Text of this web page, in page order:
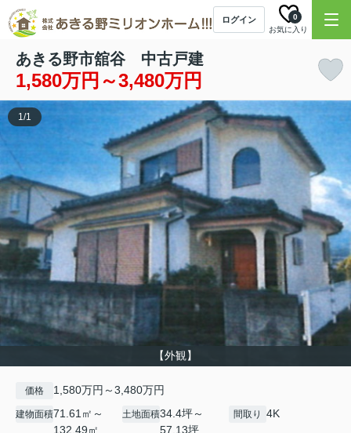
ログイン
お気に入り
0
あきる野市舘谷 中古戸建
1,580万円～3,480万円
【外観】
1/1
価格 1,580万円～3,480万円
建物面積71.61㎡～
132.49㎡
土地面積34.4坪～
57.13坪
間取り 4K